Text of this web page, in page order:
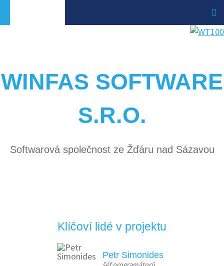
WINFAS SOFTWARE
S.R.O.
Softwarová společnost ze Žďáru nad Sázavou
Klíčoví lidé v projektu
Petr Simonides